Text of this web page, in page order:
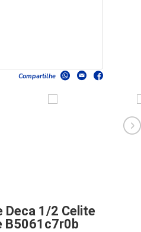
Compartilhe
Deca 1/2 Celite
B5061c7r0b